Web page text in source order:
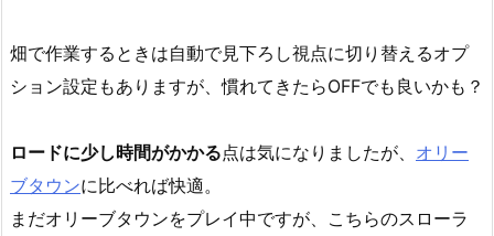
畑で作業するときは自動で見下ろし視点に切り替えるオプ
ション設定もありますが、慣れてきたらOFFでも良いかも？
ロードに少し時間がかかる点は気になりましたが、 オリー
ブタウンに比べれば快適。
まだオリーブタウンをプレイ中ですが、こちらのスローラ